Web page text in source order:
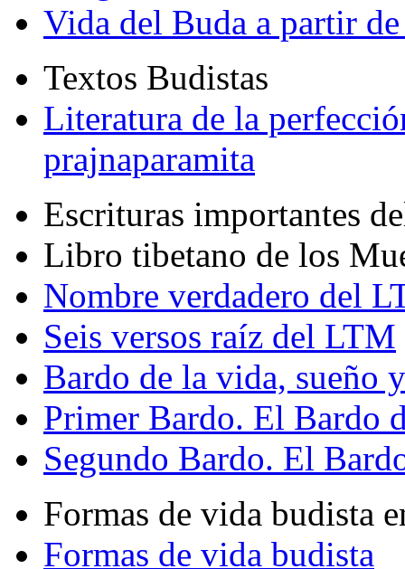
Vida del Buda a partir de
Textos Budistas
Literatura de la
prajnaparamita
Escrituras importantes
Libro tibetano de los
Nombre verdadero del
Seis versos raíz del LTM
Bardo de la vida, sueño
Primer Bardo. El Bardo
Segundo Bardo. El
Formas de vida budista
Formas de vida budista